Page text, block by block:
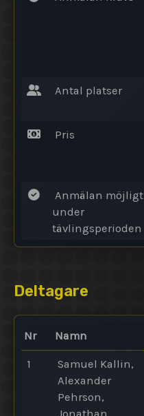
Antal platser
Pris
Anmälan möjligt
under
tävlingsperioden
Deltagare
Nr Namn
1
Samuel Kallin,
Alexander
Pehrson,